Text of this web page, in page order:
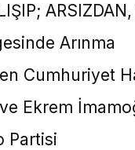
Arınma
Cumhuriyet
Ekrem
Partisi